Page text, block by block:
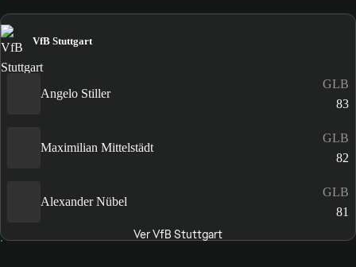
VfB Stuttgart
Angelo Stiller
GLB
83
Maximilian Mittelstädt
GLB
82
Alexander Nübel
GLB
81
Ver VfB Stuttgart